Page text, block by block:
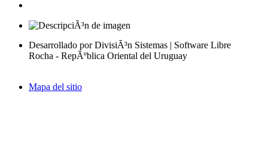
Desarrollado por DivisiÃ³n Sistemas | Software Libre
Rocha - RepÃºblica Oriental del Uruguay
Mapa del sitio